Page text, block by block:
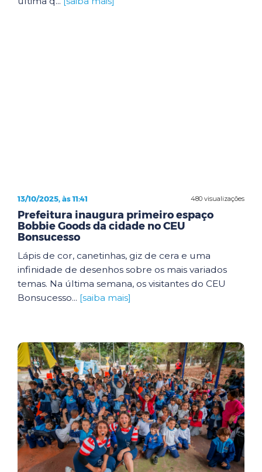
480 visualizações
13/10/2025, às 11:41
Prefeitura inaugura primeiro espaço
Bobbie Goods da cidade no CEU
Bonsucesso
Lápis de cor, canetinhas, giz de cera e uma
infinidade de desenhos sobre os mais variados
temas. Na última semana, os visitantes do CEU
Bonsucesso... [saiba mais]